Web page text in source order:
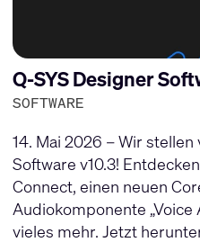
Q-SYS Designer
SOFTWARE
14. Mai 2026 – Wir
Software v10.3!
Connect, einen neuen
Audiokomponente
vieles mehr. Jetzt